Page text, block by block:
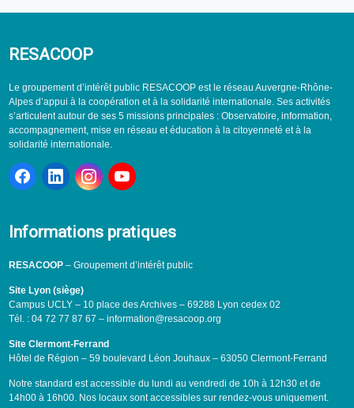
RESACOOP
Le groupement d’intérêt public RESACOOP est le réseau Auvergne-Rhône-
Alpes d’appui à la coopération et à la solidarité internationale. Ses activités
s’articulent autour de ses 5 missions principales : Observatoire, information,
accompagnement, mise en réseau et éducation à la citoyenneté et à la
solidarité internationale.
Informations pratiques
RESACOOP– Groupement d’intérêt public
Site Lyon (siège)
Campus UCLY – 10 place des Archives – 69288 Lyon cedex 02
Tél. : 04 72 77 87 67 – information@resacoop.org
Site Clermont-Ferrand
Hôtel de Région – 59 boulevard Léon Jouhaux – 63050 Clermont-Ferrand
Notre standard est accessible du lundi au vendredi de 10h à 12h30 et de
14h00 à 16h00. Nos locaux sont accessibles sur rendez-vous uniquement.